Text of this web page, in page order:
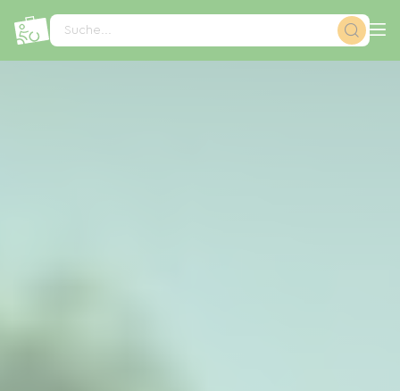
Suche...
Cookie-Einstellungen